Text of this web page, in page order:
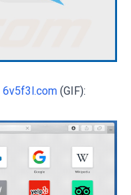
6v5f3l.com (GIF):